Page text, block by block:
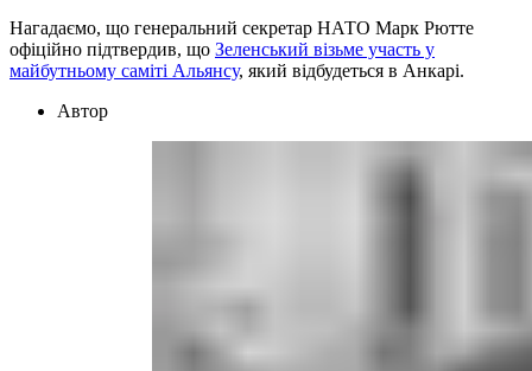
Нагадаємо, що генеральний секретар НАТО Марк Рютте
офіційно підтвердив, що Зеленський візьме участь у
майбутньому саміті Альянсу, який відбудеться в Анкарі.
Автор